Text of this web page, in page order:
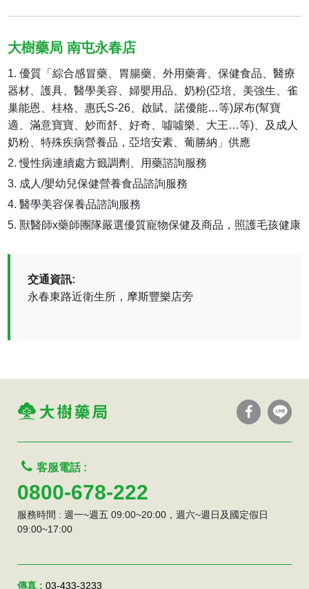
大樹藥局 南屯永春店
優質「綜合感冒藥、胃腸藥、外用藥膏、保健食品、醫療
器材、護具、醫學美容、婦嬰用品、奶粉(亞培、美強生、雀
巢能恩、桂格、惠氏S-26、啟賦、諾優能…等)尿布(幫寶
適、滿意寶寶、妙而舒、好奇、噓噓樂、大王…等)、及成人
奶粉、特殊疾病營養品，亞培安素、葡勝納」供應
慢性病連續處方籤調劑、用藥諮詢服務
成人/嬰幼兒保健營養食品諮詢服務
醫學美容保養品諮詢服務
獸醫師x藥師團隊嚴選優質寵物保健及商品，照護毛孩健康
交通資訊:
永春東路近衛生所，摩斯豐樂店旁
客服電話 :
0800-678-222
服務時間 : 週一~週五 09:00~20:00，週六~週日及國定假日
09:00~17:00
傳真 : 03-433-3233